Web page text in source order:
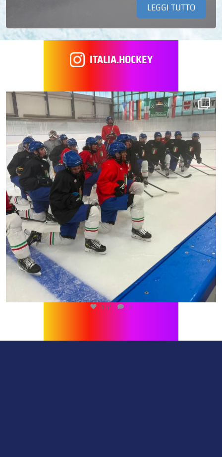
LEGGI TUTTO
ITALIA.HOCKEY
432 0